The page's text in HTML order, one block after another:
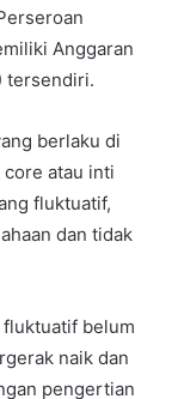
Anggaran
tersendiri.
berlaku di
core atau inti
fluktuatif,
dan tidak
fluktuatif belum
naik dan
pengertian